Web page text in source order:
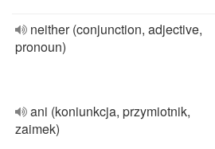
neither (conjunction, adjective,
pronoun)
ani (koniunkcja, przymiotnik,
zaimek)